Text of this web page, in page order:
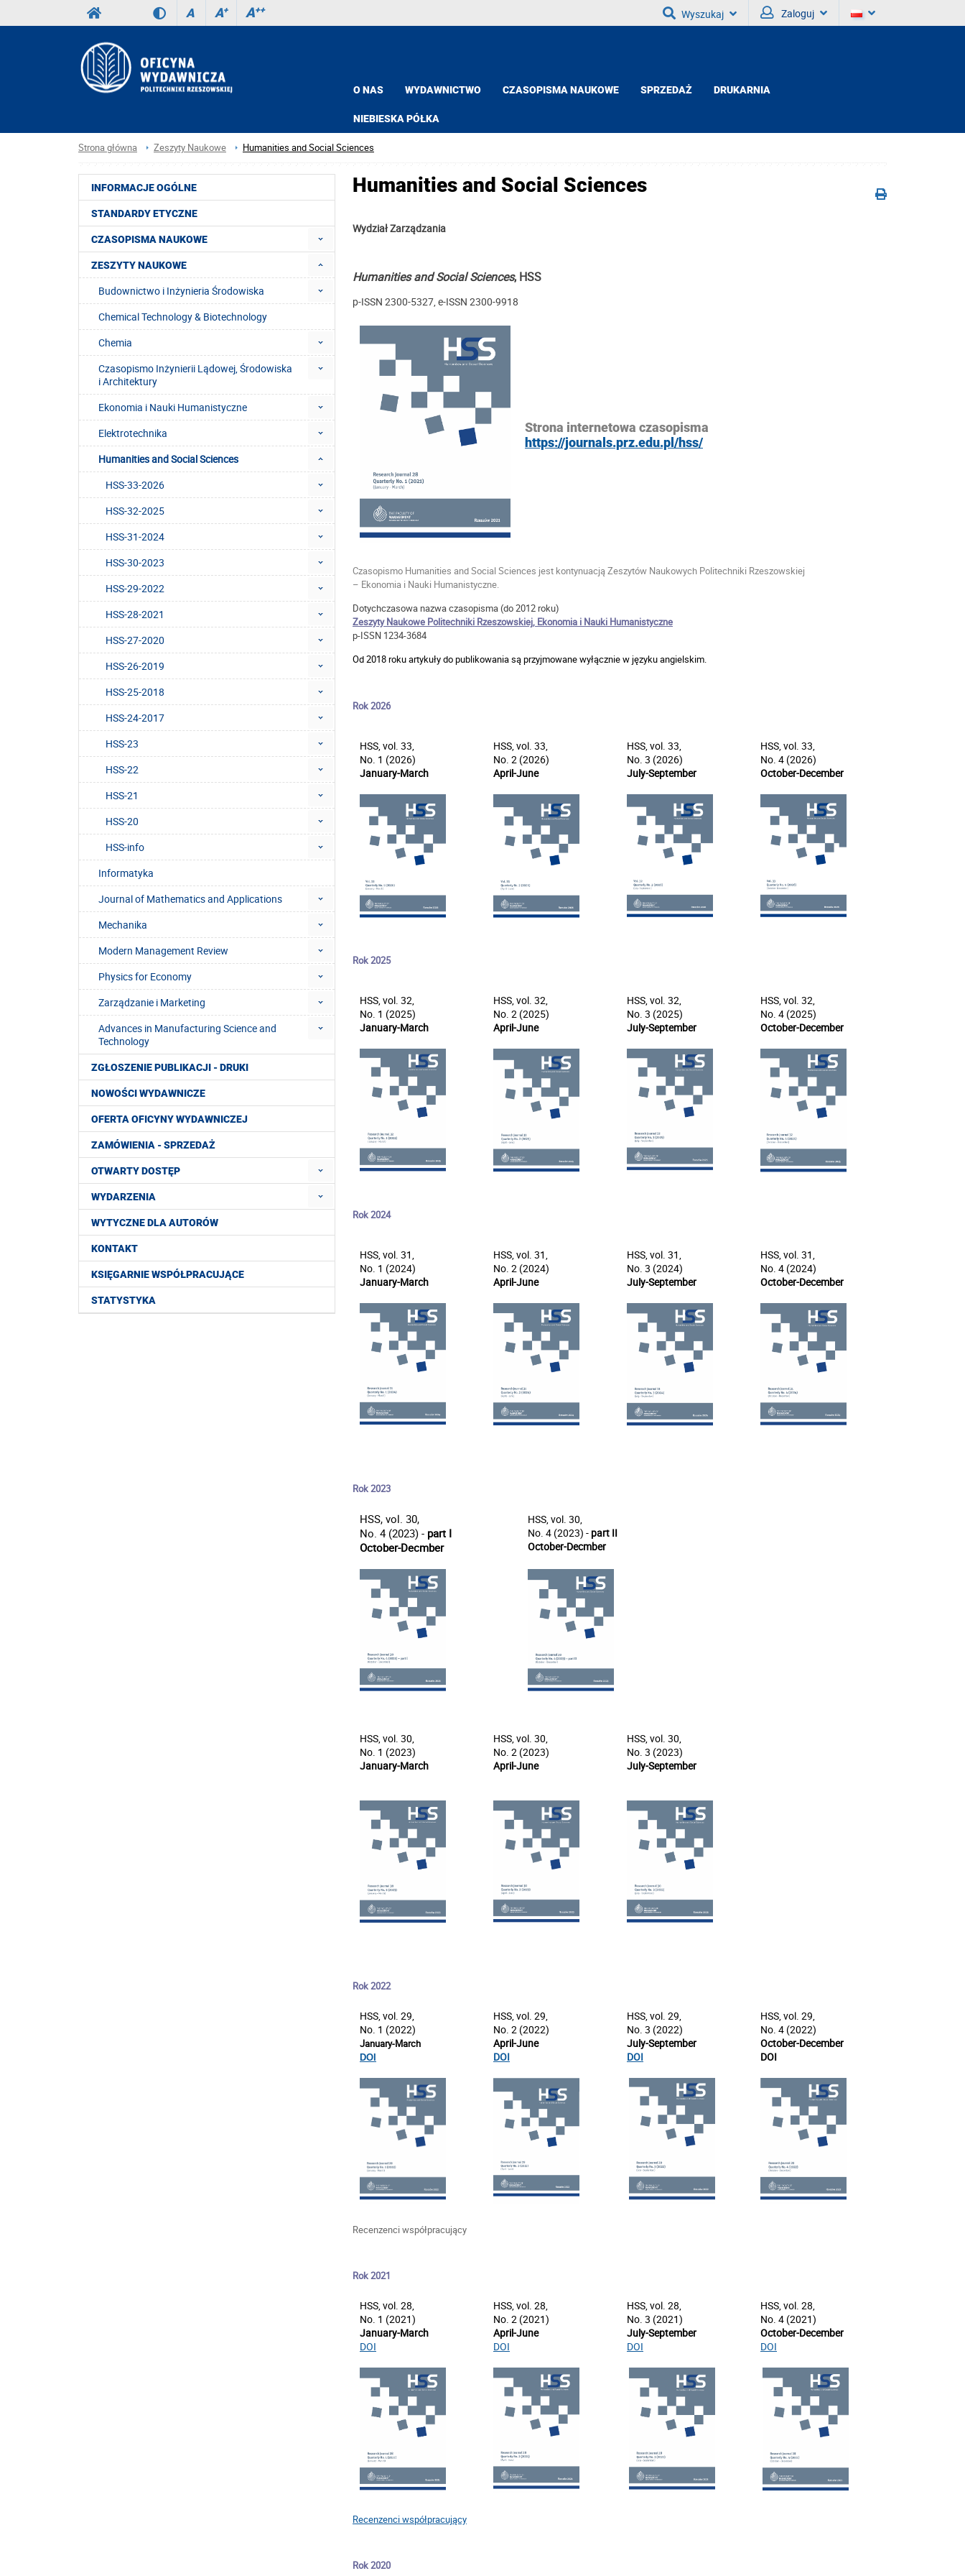
A A+ A++ Wyszukaj Zaloguj
O NAS WYDAWNICTWO CZASOPISMA NAUKOWE SPRZEDAŻ DRUKARNIA
NIEBIESKA PÓŁKA
Strona główna Zeszyty Naukowe Humanities and Social Sciences
INFORMACJE OGÓLNE
STANDARDY ETYCZNE
CZASOPISMA NAUKOWE
ZESZYTY NAUKOWE
Budownictwo i Inżynieria Środowiska
Chemical Technology & Biotechnology
Chemia
Czasopismo Inżynierii Lądowej, Środowiska
i Architektury
Ekonomia i Nauki Humanistyczne
Elektrotechnika
Humanities and Social Sciences
HSS-33-2026
HSS-32-2025
HSS-31-2024
HSS-30-2023
HSS-29-2022
HSS-28-2021
HSS-27-2020
HSS-26-2019
HSS-25-2018
HSS-24-2017
HSS-23
HSS-22
HSS-21
HSS-20
HSS-info
Informatyka
Journal of Mathematics and Applications
Mechanika
Modern Management Review
Physics for Economy
Zarządzanie i Marketing
Advances in Manufacturing Science and
Technology
ZGŁOSZENIE PUBLIKACJI - DRUKI
NOWOŚCI WYDAWNICZE
OFERTA OFICYNY WYDAWNICZEJ
ZAMÓWIENIA - SPRZEDAŻ
OTWARTY DOSTĘP
WYDARZENIA
WYTYCZNE DLA AUTORÓW
KONTAKT
KSIĘGARNIE WSPÓŁPRACUJĄCE
STATYSTYKA
Humanities and Social Sciences
Wydział Zarządzania
Humanities and Social Sciences, HSS
p-ISSN 2300-5327, e-ISSN 2300-9918
Strona internetowa czasopisma
https://journals.prz.edu.pl/hss/
Czasopismo Humanities and Social Sciences jest kontynuacją Zeszytów Naukowych Politechniki Rzeszowskiej
– Ekonomia i Nauki Humanistyczne.
Dotychczasowa nazwa czasopisma (do 2012 roku)
Zeszyty Naukowe Politechniki Rzeszowskiej, Ekonomia i Nauki Humanistyczne
p-ISSN 1234-3684
Od 2018 roku artykuły do publikowania są przyjmowane wyłącznie w języku angielskim.
Rok 2026
HSS, vol. 33,
No. 1 (2026)
January-March
HSS, vol. 33,
No. 2 (2026)
April-June
HSS, vol. 33,
No. 3 (2026)
July-September
HSS, vol. 33,
No. 4 (2026)
October-December
Rok 2025
HSS, vol. 32,
No. 1 (2025)
January-March
HSS, vol. 32,
No. 2 (2025)
April-June
HSS, vol. 32,
No. 3 (2025)
July-September
HSS, vol. 32,
No. 4 (2025)
October-December
Rok 2024
HSS, vol. 31,
No. 1 (2024)
January-March
HSS, vol. 31,
No. 2 (2024)
April-June
HSS, vol. 31,
No. 3 (2024)
July-September
HSS, vol. 31,
No. 4 (2024)
October-December
Rok 2023
HSS, vol. 30,
No. 4 (2023) - part I
October-Decmber
HSS, vol. 30,
No. 4 (2023) - part II
October-Decmber
HSS, vol. 30,
No. 1 (2023)
January-March
HSS, vol. 30,
No. 2 (2023)
April-June
HSS, vol. 30,
No. 3 (2023)
July-September
Rok 2022
HSS, vol. 29,
No. 1 (2022)
January-March
DOI
HSS, vol. 29,
No. 2 (2022)
April-June
DOI
HSS, vol. 29,
No. 3 (2022)
July-September
DOI
HSS, vol. 29,
No. 4 (2022)
October-December
DOI
Recenzenci współpracujący
Rok 2021
HSS, vol. 28,
No. 1 (2021)
January-March
DOI
HSS, vol. 28,
No. 2 (2021)
April-June
DOI
HSS, vol. 28,
No. 3 (2021)
July-September
DOI
HSS, vol. 28,
No. 4 (2021)
October-December
DOI
Recenzenci współpracujący
Rok 2020